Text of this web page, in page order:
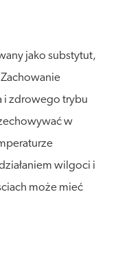
jako substytut,
i zdrowego trybu
w
wilgoci i
może mieć